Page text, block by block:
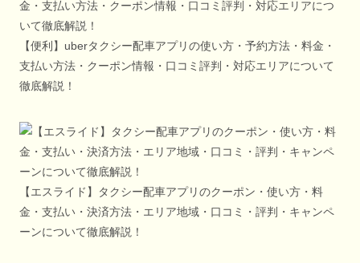
【便利】uberタクシー配車アプリの使い方・予約方法・料金・
支払い方法・クーポン情報・口コミ評判・対応エリアについて
徹底解説！
【エスライド】タクシー配車アプリのクーポン・使い方・料
金・支払い・決済方法・エリア地域・口コミ・評判・キャンペ
ーンについて徹底解説！